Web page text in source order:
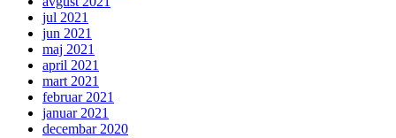
jul 2021
jun 2021
maj 2021
april 2021
mart 2021
februar 2021
januar 2021
decembar 2020